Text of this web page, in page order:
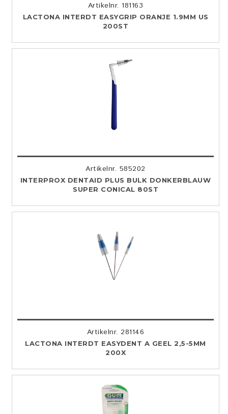
Artikelnr. 181163
LACTONA INTERDT EASYGRIP ORANJE 1.9MM US
200ST
Artikelnr. 585202
INTERPROX DENTAID PLUS BULK DONKERBLAUW
SUPER CONICAL 80ST
Artikelnr. 281146
LACTONA INTERDT EASYDENT A GEEL 2,5-5MM
200X